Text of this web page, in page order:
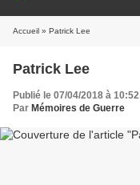
Accueil » Patrick Lee
Patrick Lee
Publié le 07/04/2018 à 10:52
Par Mémoires de Guerre